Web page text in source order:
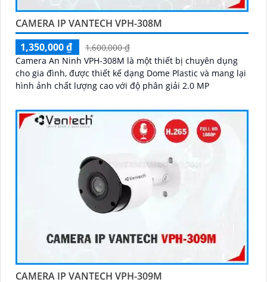
CAMERA IP VANTECH VPH-308M
1,350,000 ₫
1,600,000 ₫
Camera An Ninh VPH-308M là một thiết bị chuyên dụng
cho gia đình, được thiết kế dạng Dome Plastic và mang lại
hình ảnh chất lượng cao với độ phân giải 2.0 MP
CAMERA IP VANTECH VPH-309M